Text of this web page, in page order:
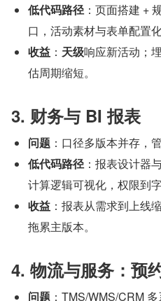
低代码路径：页面搭建 +
口，活动素材与表单配置化
收益 ： 天级响应新活动；
估周期缩短。
3. 财务与 BI 报表
问题 ：口径多版本并存，
低代码路径：报表设计器
计算逻辑可视化，权限到字
收益 ：报表从需求到上线
拖累主版本。
4. 物流与服务：预
问题 ：TMS/WMS/CRM